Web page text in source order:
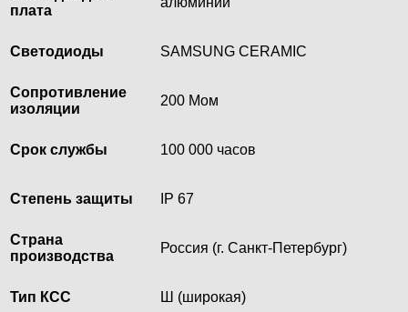
плата
Светодиоды SAMSUNG CERAMIC
Сопротивление
изоляции
200 Мом
Срок службы 100 000 часов
Степень защиты IP 67
Страна
производства
Россия (г. Санкт-Петербург)
Тип КСС Ш (широкая)